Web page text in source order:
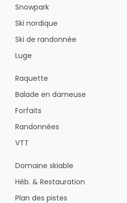
Snowpark
Ski nordique
Ski de randonnée
Luge
Raquette
Balade en dameuse
Forfaits
Randonnées
VTT
Domaine skiable
Héb. & Restauration
Plan des pistes